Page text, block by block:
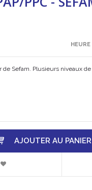
Sefam. Plusieurs niveaux
AJOUTER AU PANIER